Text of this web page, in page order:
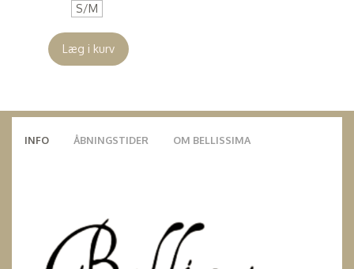
S/M
Læg i kurv
INFO ÅBNINGSTIDER OM BELLISSIMA